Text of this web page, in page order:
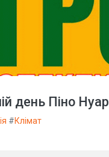
день Піно Нуар
#Клімат